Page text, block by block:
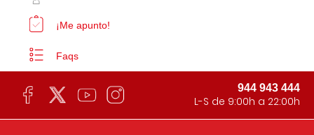
¡Me apunto!
Faqs
944 943 444
L-S de 9:00h a 22:00h